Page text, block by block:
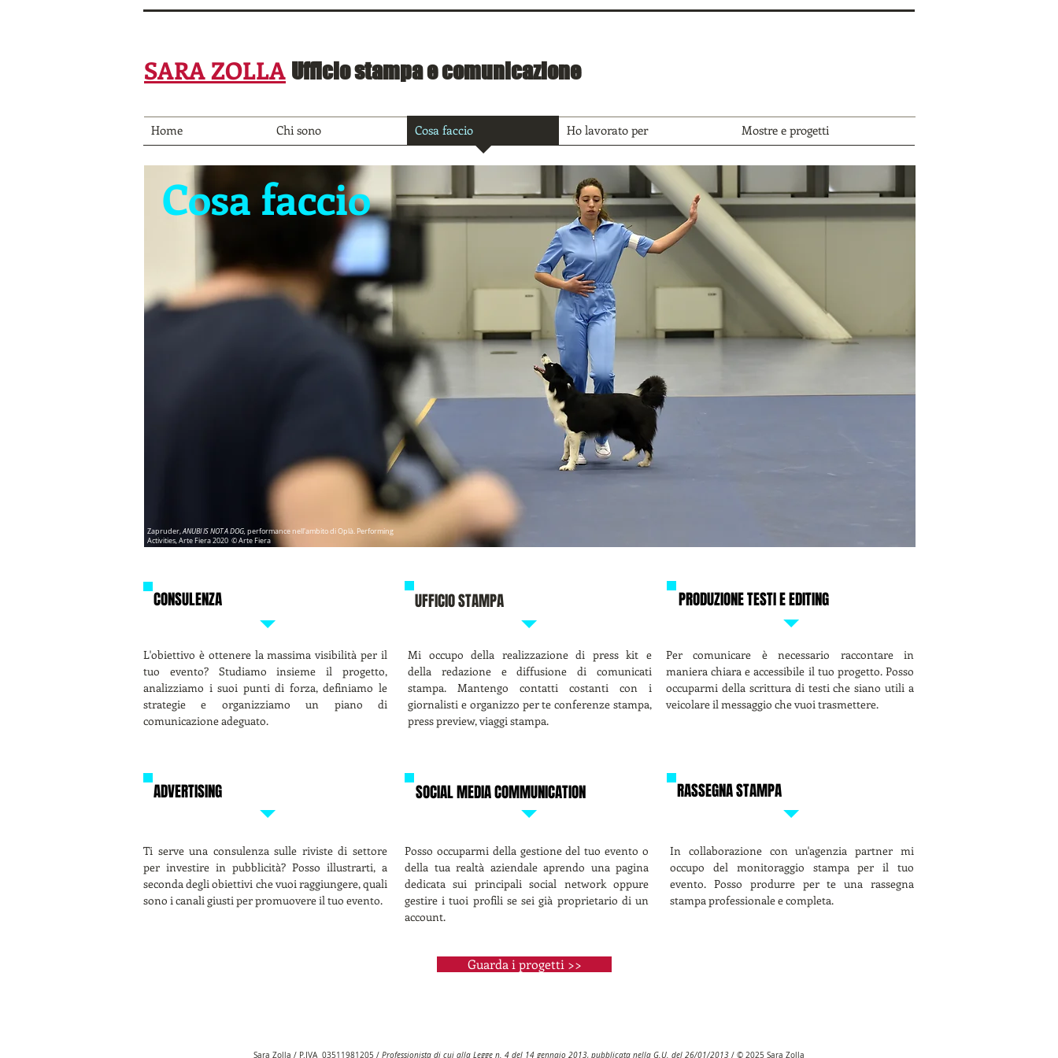
SARA ZOLLA Ufficio stampa e comunicazione
Home Chi sono Cosa faccio Ho lavorato per Mostre e progetti
Cosa faccio
Zapruder,ANUBI IS NOT A DOG,performance nell'ambito di Oplà. Performing
Activities, Arte Fiera 2020 © Arte Fiera
CONSULENZA UFFICIO STAMPA PRODUZIONE TESTI E EDITING
L'obiettivo è ottenere la massima visibilità per il
tuo evento? Studiamo insieme il progetto,
analizziamo i suoi punti di forza, definiamo le
strategie e organizziamo un piano di
comunicazione adeguato.
Mi occupo della realizzazione di press kit e
della redazione e diffusione di comunicati
stampa. Mantengo contatti costanti con i
giornalisti e organizzo per te conferenze stampa,
press preview, viaggi stampa.
Per comunicare è necessario raccontare in
maniera chiara e accessibile il tuo progetto. Posso
occuparmi della scrittura di testi che siano utili a
veicolare il messaggio che vuoi trasmettere.
ADVERTISING SOCIAL MEDIA COMMUNICATION RASSEGNA STAMPA
Ti serve una consulenza sulle riviste di settore
per investire in pubblicità? Posso illustrarti, a
seconda degli obiettivi che vuoi raggiungere, quali
sono i canali giusti per promuovere il tuo evento.
Posso occuparmi della gestione del tuo evento o
della tua realtà aziendale aprendo una pagina
dedicata sui principali social network oppure
gestire i tuoi profili se sei già proprietario di un
account.
Guarda i progetti >>
In collaborazione con un'agenzia partner mi
occupo del monitoraggio stampa per il tuo
evento. Posso produrre per te una rassegna
stampa professionale e completa.
Sara Zolla / P.IVA 03511981205 / Professionista di cui alla Legge n. 4 del 14 gennaio 2013, pubblicata nella G.U. del 26/01/2013/ © 2025 Sara Zolla